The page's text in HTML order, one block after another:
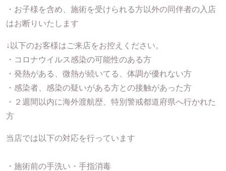
・お子様を含め、施術を受けられる方以外の同伴者の入店
はお断りいたします
↓以下のお客様はご来店をお控えください。
・コロナウイルス感染の可能性のある方
・発熱がある、微熱が続いてる、体調が優れない方
・感染者、感染の疑いがある方との接触があった方
・２週間以内に海外渡航歴、特別警戒都道府県へ行かれた
方
当店では以下の対応を行っています
・施術前の手洗い・手指消毒